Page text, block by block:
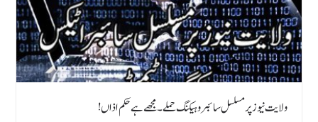
ولایت نیوز پر مسلسل سائبر و ہیکنگ حملے ۔ مجھے ہے حکم اذاں !